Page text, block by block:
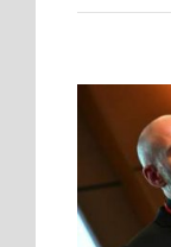
agrandie